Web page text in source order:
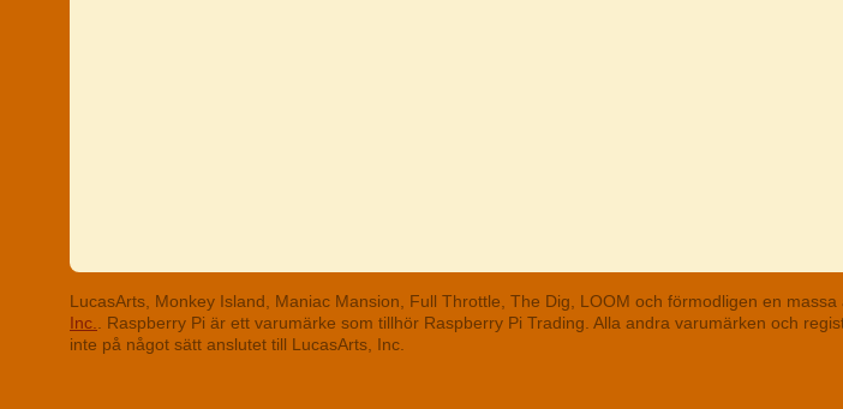
LucasArts, Monkey Island, Maniac Mansion, Full Throttle, The Dig, LOOM och förmodligen en
Inc.
. Raspberry Pi är ett varumärke som tillhör Raspberry Pi Trading. Alla andra varumärken och
inte på något sätt anslutet till LucasArts, Inc.